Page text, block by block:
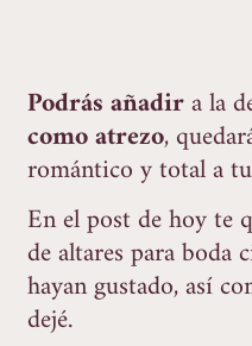
Podrás añadira la
como atrezo,
romántico y total a
En el post de hoy te
de altares para boda
hayan gustado, así
dejé.